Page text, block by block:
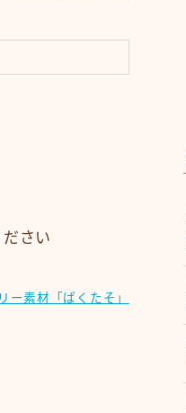
さい
ー素材「ぱくたそ」